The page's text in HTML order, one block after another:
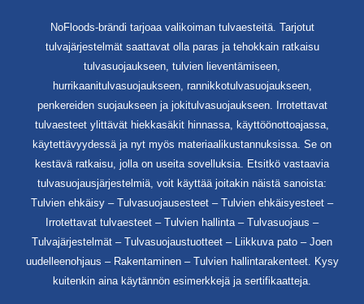
NoFloods-brändi tarjoaa valikoiman tulvaesteitä. Tarjotut
tulvajärjestelmät saattavat olla paras ja tehokkain ratkaisu
tulvasuojaukseen, tulvien lieventämiseen,
hurrikaanitulvasuojaukseen, rannikkotulvasuojaukseen,
penkereiden suojaukseen ja jokitulvasuojaukseen. Irrotettavat
tulvaesteet ylittävät hiekkasäkit hinnassa, käyttöönottoajassa,
käytettävyydessä ja nyt myös materiaalikustannuksissa. Se on
kestävä ratkaisu, jolla on useita sovelluksia. Etsitkö vastaavia
tulvasuojausjärjestelmiä, voit käyttää joitakin näistä sanoista:
Tulvien ehkäisy – Tulvasuojausesteet – Tulvien ehkäisyesteet –
Irrotettavat tulvaesteet – Tulvien hallinta – Tulvasuojaus –
Tulvajärjestelmät – Tulvasuojaustuotteet – Liikkuva pato – Joen
uudelleenohjaus – Rakentaminen – Tulvien hallintarakenteet. Kysy
kuitenkin aina käytännön esimerkkejä ja sertifikaatteja.